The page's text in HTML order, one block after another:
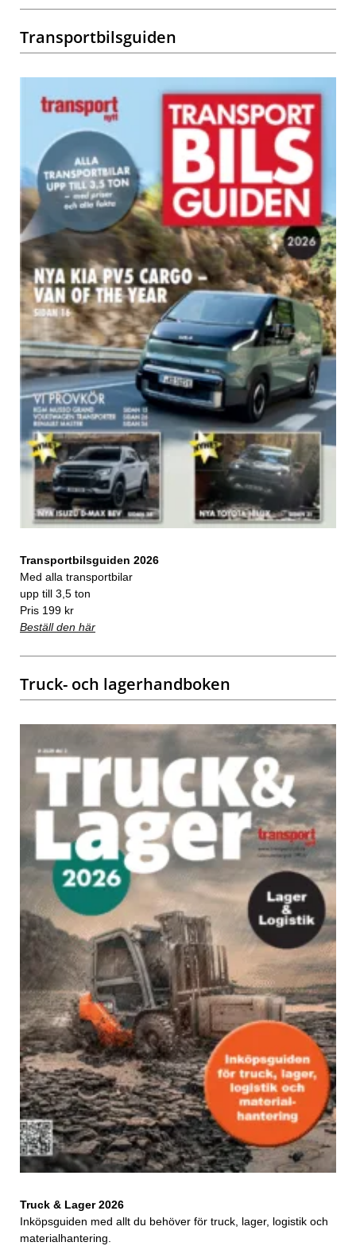
Transportbilsguiden
Transportbilsguiden 2026
Med alla transportbilar
upp till 3,5 ton
Pris 199 kr
Beställ den här
Truck- och lagerhandboken
Truck & Lager 2026
Inköpsguiden med allt du behöver för truck, lager, logistik och
materialhantering.